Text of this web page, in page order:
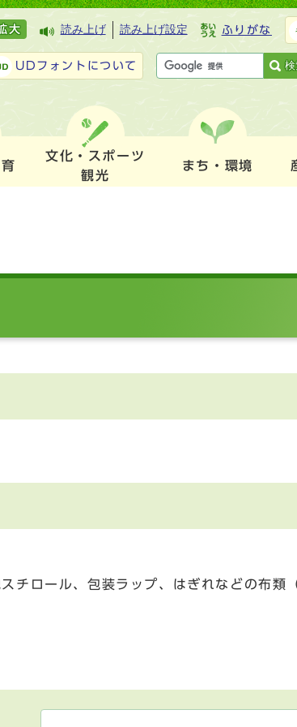
大 読み上げ 読み上げ設定 ふりがな
UDフォントについて 検
文化・スポーツ
観光
まち・環境
チロール、包装ラップ、はぎれなどの布類